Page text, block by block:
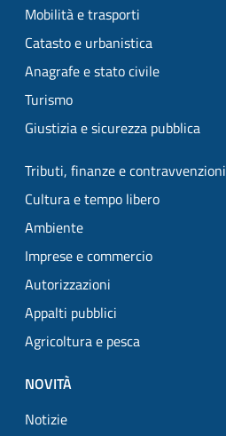
Mobilità e trasporti
Catasto e urbanistica
Anagrafe e stato civile
Turismo
Giustizia e sicurezza pubblica
Tributi, finanze e contravvenzioni
Cultura e tempo libero
Ambiente
Imprese e commercio
Autorizzazioni
Appalti pubblici
Agricoltura e pesca
NOVITÀ
Notizie